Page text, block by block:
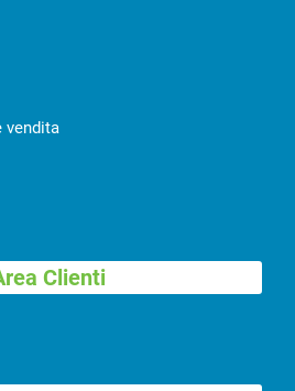
vendita
Clienti